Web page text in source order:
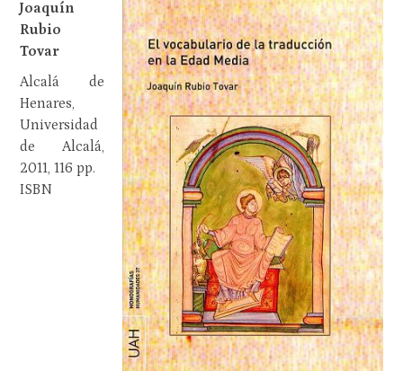
Joaquín
Rubio
Tovar
Alcalá de
Henares,
Universidad
de Alcalá,
2011, 116 pp.
ISBN